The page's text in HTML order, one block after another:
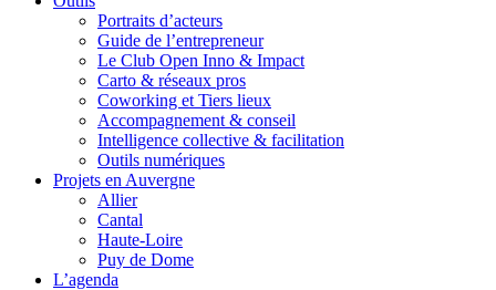
Portraits d’acteurs
Guide de l’entrepreneur
Le Club Open Inno & Impact
Carto & réseaux pros
Coworking et Tiers lieux
Accompagnement & conseil
Intelligence collective & facilitation
Outils numériques
Projets en Auvergne
Allier
Cantal
Haute-Loire
Puy de Dome
L’agenda